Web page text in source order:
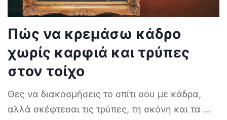
Πώς να κρεμάσω κάδρο
χωρίς καρφιά και τρύπες
στον τοίχο
Θες να διακοσμήσεις το σπίτι σου με κάδρα,
αλλά σκέφτεσαι τις τρύπες, τη σκόνη και τα ...